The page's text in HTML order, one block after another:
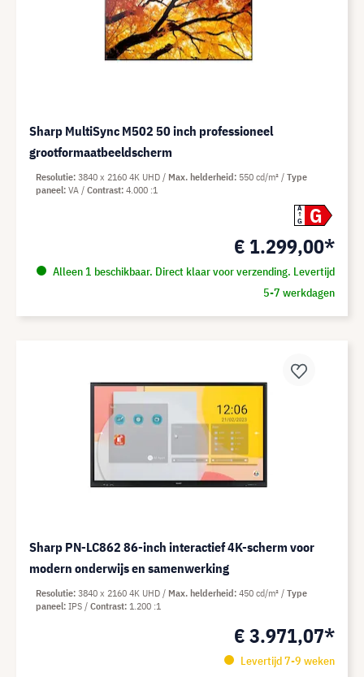
Sharp MultiSync M502 50 inch professioneel
grootformaatbeeldscherm
A
G
G
€ 1.299,00*
Alleen 1 beschikbaar. Direct klaar voor verzending. Levertijd
5-7 werkdagen
Resolutie 3840 x 2160 4K UHD Max. helderheid 550 cd/m²
Type
paneel VA Contrast 4.000 :1
Sharp PN-LC862 86-inch interactief 4K-scherm voor
modern onderwijs en samenwerking
€ 3.971,07*
Levertijd 7-9 weken
Resolutie 3840 x 2160 4K UHD Max. helderheid 450 cd/m²
Type
paneel IPS Contrast 1.200 :1